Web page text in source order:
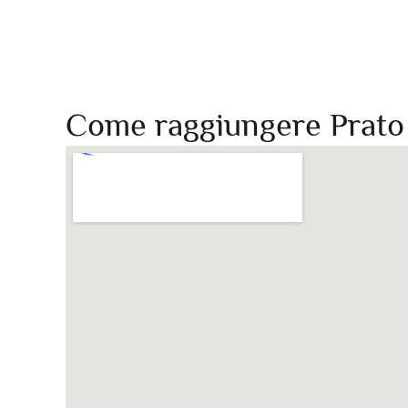
Come raggiungere